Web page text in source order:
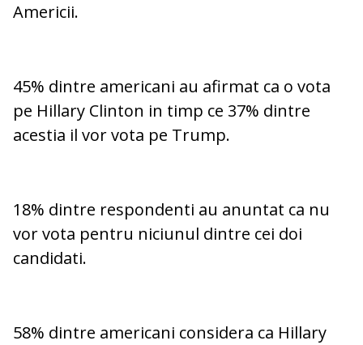
Americii.
45% dintre americani au afirmat ca o vota
pe Hillary Clinton in timp ce 37% dintre
acestia il vor vota pe Trump.
18% dintre respondenti au anuntat ca nu
vor vota pentru niciunul dintre cei doi
candidati.
58% dintre americani considera ca Hillary